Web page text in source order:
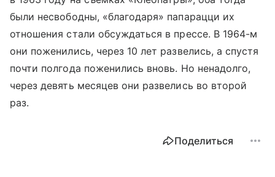
были несвободны, «благодаря» папарацци их
отношения стали обсуждаться в прессе. В 1964-м
они поженились, через 10 лет развелись, а спустя
почти полгода поженились вновь. Но ненадолго,
через девять месяцев они развелись во второй
раз.
Поделиться